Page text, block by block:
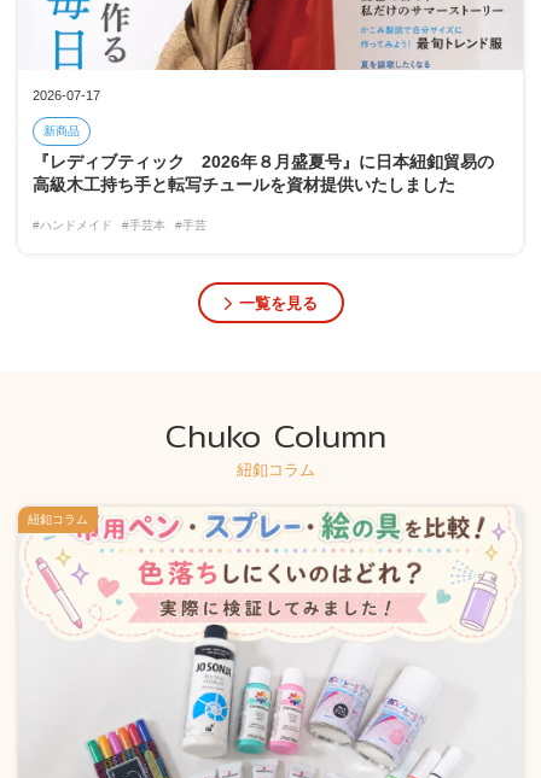
2026-07-17
新商品
『レディブティック 2026年８月盛夏号』に日本紐釦貿易の
高級木工持ち手と転写チュールを資材提供いたしました
#ハンドメイド #手芸本 #手芸
一覧を見る
Chuko Column
紐釦コラム
紐釦コラム